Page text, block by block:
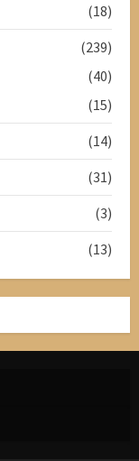
(18)
(239)
(40)
(15)
(14)
(31)
(3)
(13)